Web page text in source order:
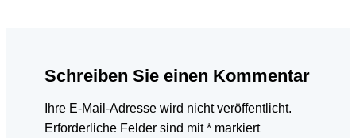
Schreiben Sie einen Kommentar
Ihre E-Mail-Adresse wird nicht veröffentlicht.
Erforderliche Felder sind mit* markiert